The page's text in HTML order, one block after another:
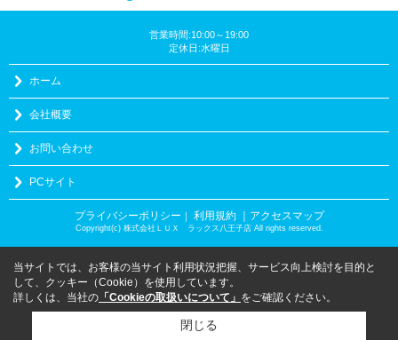
営業時間:10:00～19:00
定休日:水曜日
ホーム
会社概要
お問い合わせ
PCサイト
プライバシーポリシー ｜ 利用規約 ｜アクセスマップ
Copyright(c) 株式会社ＬＵＸ ラックス八王子店 All rights reserved.
当サイトでは、お客様の当サイト利用状況把握、サービス向上検討を目的と
して、クッキー（Cookie）を使用しています。
詳しくは、当社の 「Cookieの取扱いについて」 をご確認ください。
閉じる